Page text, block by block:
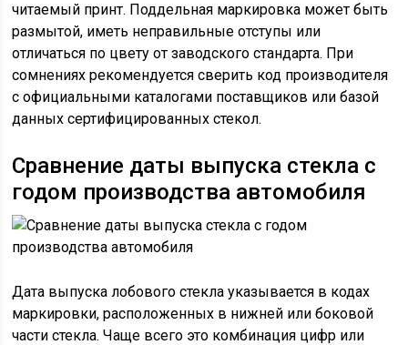
читаемый принт. Поддельная маркировка может быть
размытой, иметь неправильные отступы или
отличаться по цвету от заводского стандарта. При
сомнениях рекомендуется сверить код производителя
с официальными каталогами поставщиков или базой
данных сертифицированных стекол.
Сравнение даты выпуска стекла с
годом производства автомобиля
Дата выпуска лобового стекла указывается в кодах
маркировки, расположенных в нижней или боковой
части стекла. Чаще всего это комбинация цифр или